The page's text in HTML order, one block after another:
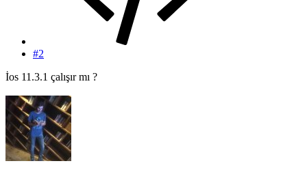
#2
İos 11.3.1 çalışır mı ?